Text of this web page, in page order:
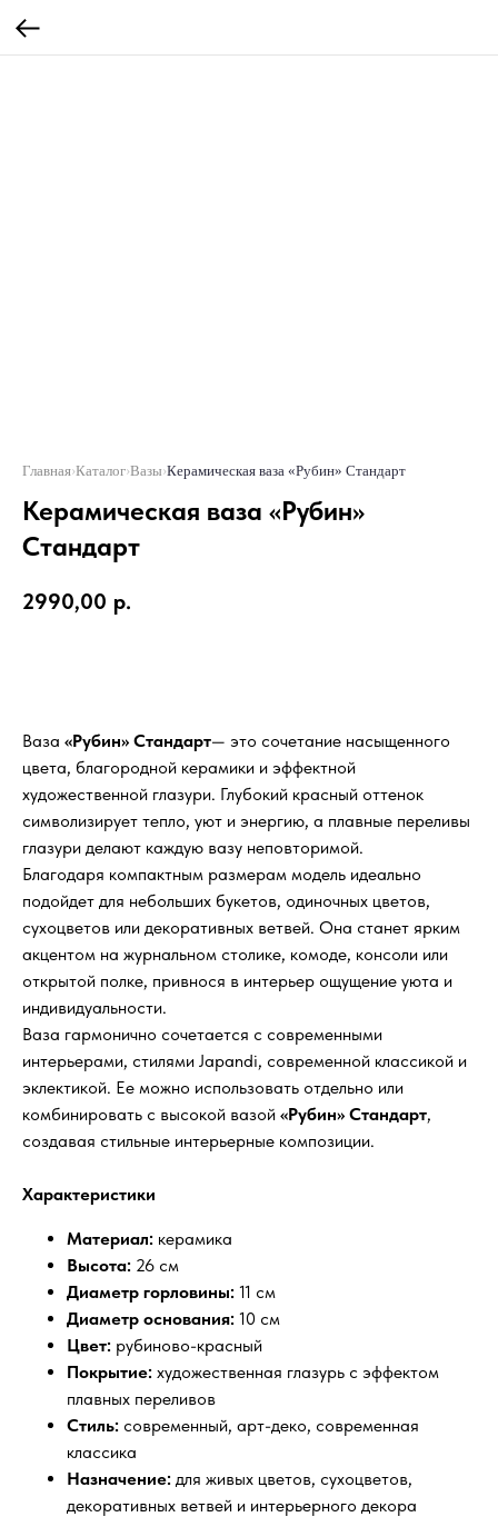
Главная›Каталог›Вазы›Керамическая ваза «Рубин» Стандарт
Керамическая ваза «Рубин»
Стандарт
2990,00 р.
Ваза «Рубин» Стандарт— это сочетание насыщенного
цвета, благородной керамики и эффектной
художественной глазури. Глубокий красный оттенок
символизирует тепло, уют и энергию, а плавные переливы
глазури делают каждую вазу неповторимой.
Благодаря компактным размерам модель идеально
подойдет для небольших букетов, одиночных цветов,
сухоцветов или декоративных ветвей. Она станет ярким
акцентом на журнальном столике, комоде, консоли или
открытой полке, привнося в интерьер ощущение уюта и
индивидуальности.
Ваза гармонично сочетается с современными
интерьерами, стилями Japandi, современной классикой и
эклектикой. Ее можно использовать отдельно или
комбинировать с высокой вазой «Рубин» Стандарт,
создавая стильные интерьерные композиции.
Характеристики
Материал: керамика
Высота: 26 см
Диаметр горловины: 11 см
Диаметр основания: 10 см
Цвет: рубиново-красный
Покрытие: художественная глазурь с эффектом
плавных переливов
Стиль: современный, арт-деко, современная
классика
Назначение: для живых цветов, сухоцветов,
декоративных ветвей и интерьерного декора
FAQ
Часто задаваемые
вопросы
Будет ли букет выглядеть как на
фотографии?